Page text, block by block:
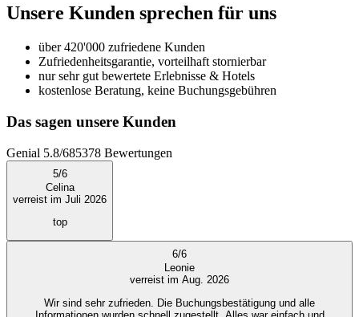
Unsere Kunden sprechen für uns
über 420'000 zufriedene Kunden
Zufriedenheitsgarantie, vorteilhaft stornierbar
nur sehr gut bewertete Erlebnisse & Hotels
kostenlose Beratung, keine Buchungsgebühren
Das sagen unsere Kunden
Genial 5.8/685378 Bewertungen
5/6
Celina
verreist im Juli 2026
top
6/6
Leonie
verreist im Aug. 2026
Wir sind sehr zufrieden. Die Buchungsbestätigung und alle